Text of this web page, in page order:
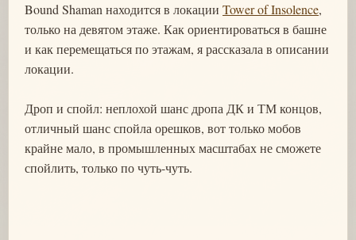
Bound Shaman находится в локации Tower of Insolence,
только на девятом этаже. Как ориентироваться в башне
и как перемещаться по этажам, я рассказала в описании
локации.
Дроп и спойл: неплохой шанс дропа ДК и ТМ концов,
отличный шанс спойла орешков, вот только мобов
крайне мало, в промышленных масштабах не сможете
спойлить, только по чуть-чуть.